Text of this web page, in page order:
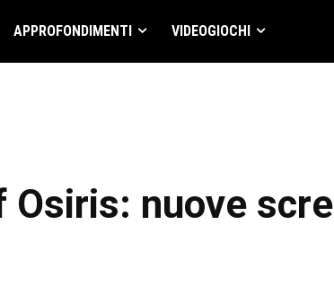
APPROFONDIMENTI VIDEOGIOCHI
Osiris: nuove